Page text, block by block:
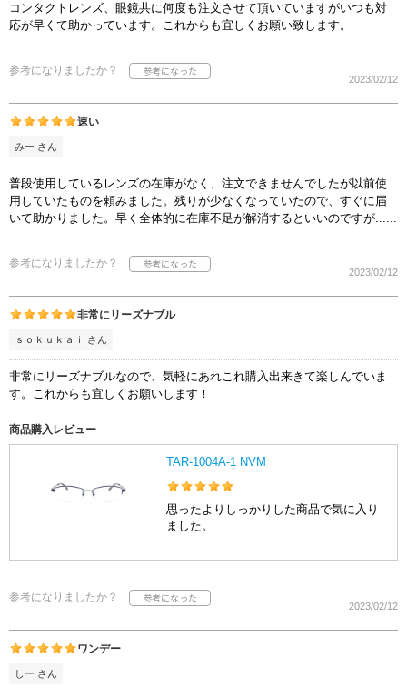
コンタクトレンズ、眼鏡共に何度も注文させて頂いていますがいつも対
応が早くて助かっています。これからも宜しくお願い致します。
参考になりましたか？
2023/02/12
速い
みー さん
普段使用しているレンズの在庫がなく、注文できませんでしたが以前使
用していたものを頼みました。残りが少なくなっていたので、すぐに届
いて助かりました。早く全体的に在庫不足が解消するといいのですが......
参考になりましたか？
2023/02/12
非常にリーズナブル
ｓｏｋｕｋａｉ さん
非常にリーズナブルなので、気軽にあれこれ購入出来きて楽しんでいま
す。これからも宜しくお願いします！
商品購入レビュー
TAR-1004A-1 NVM
思ったよりしっかりした商品で気に入り
ました。
参考になりましたか？
2023/02/12
ワンデー
しー さん